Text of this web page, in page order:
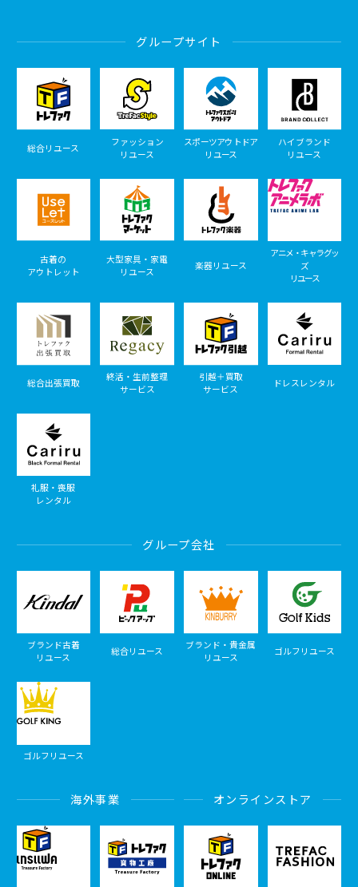
グループサイト
総合リユース
ファッション
リユース
スポーツアウトドア
リユース
ハイブランド
リユース
古着の
アウトレット
大型家具・家電
リユース
楽器リユース
アニメ・キャラグッ
ズ
リユース
総合出張買取
終活・生前整理
サービス
引越＋買取
サービス
ドレスレンタル
礼服・喪服
レンタル
グループ会社
ブランド古着
リユース
総合リユース
ブランド・貴金属
リユース
ゴルフリユース
ゴルフリユース
海外事業 オンラインストア